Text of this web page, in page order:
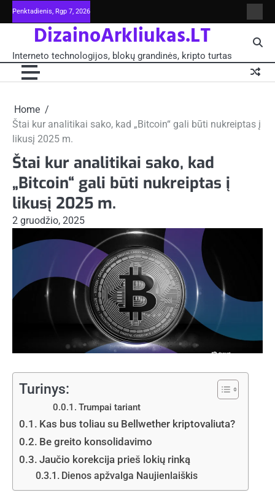
Skip
to
Penktadienis, Rgp 7, 2026
ir
blokų
DizainoArkliukas.LT
Interneto technologijos, blokų grandinės, kripto turtas
Home
Štai kur analitikai sako, kad „Bitcoin“ gali būti nukreiptas į
likusį 2025 m.
Štai kur analitikai sako, kad
„Bitcoin“ gali būti nukreiptas į
likusį 2025 m.
2 gruodžio, 2025
Turinys:
Trumpai tariant
Kas bus toliau su Bellwether kriptovaliuta?
Be greito konsolidavimo
Jaučio korekcija prieš lokių rinką
Dienos apžvalga Naujienlaiškis